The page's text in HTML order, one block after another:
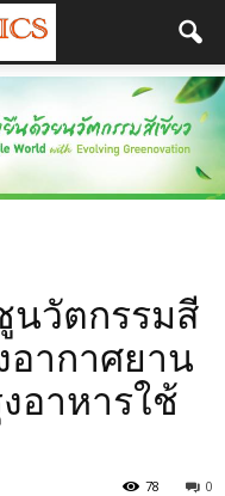
นวัตกรรมสี
อากาศยาน
อาหารใช้
0
78